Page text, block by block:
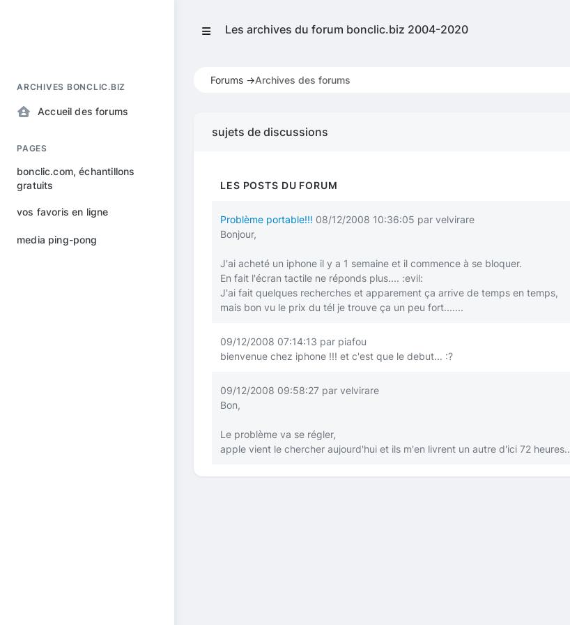
ARCHIVES BONCLIC.BIZ
Accueil des forums
PAGES
bonclic.com, échantillons
gratuits
vos favoris en ligne
media ping-pong
Les archives du forum bonclic.biz 2004-2020
Forums ->Archives des forums
sujets de discussions
LES POSTS DU FORUM
Problème portable!!! 08/12/2008 10:36:05 par velvirare
Bonjour,
J'ai acheté un iphone il y a 1 semaine et il commence à se bloquer.
En fait l'écran tactile ne réponds plus.... :evil:
J'ai fait quelques recherches et apparement ça arrive de temps en temps,
mais bon vu le prix du tél je trouve ça un peu fort.......
09/12/2008 07:14:13 par piafou
bienvenue chez iphone !!! et c'est que le debut... :?
09/12/2008 09:58:27 par velvirare
Bon,
Le problème va se régler,
apple vient le chercher aujourd'hui et ils m'en livrent un autre d'ici 72 heures..